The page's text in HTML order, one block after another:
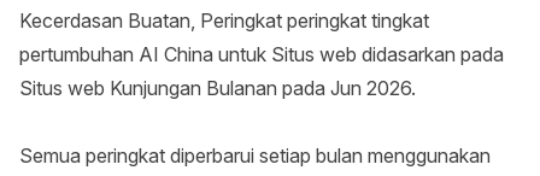
Kecerdasan Buatan, Peringkat peringkat tingkat
pertumbuhan AI China untuk Situs web didasarkan pada
Situs web Kunjungan Bulanan pada Jun 2026.
Semua peringkat diperbarui setiap bulan menggunakan